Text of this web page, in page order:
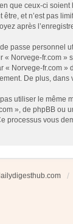
ceux-ci
et n’est pas
après
passe
Norvege-fr.com
Norvege-fr.com
De plus,
utiliser le
», de phpBB
vous